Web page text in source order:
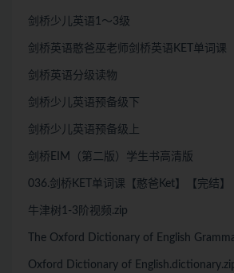
剑桥少儿英语1～3级
剑桥英语憨爸巫老师剑桥英语KET单词课
剑桥英语分级读物
剑桥少儿英语预备级下
剑桥少儿英语预备级上
剑桥EIM（第二版）学生书高清版
036.剑桥KET单词课【憨爸Ket】【完结】
牛津树1-3阶视频.zip
The Oxford Dictionary of English
Oxford Dictionary of